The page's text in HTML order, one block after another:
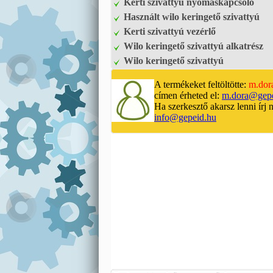
Kerti szivattyú nyomáskapcsoló
Használt wilo keringető szivattyú
Kerti szivattyú vezérlő
Wilo keringető szivattyú alkatrész
Wilo keringető szivattyú
A termékeket feltöltötte:
címen érheted el:
Ha szerkesztő akarsz lenni írj
info@gepeid.hu